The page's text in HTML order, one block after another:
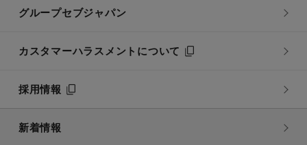
グループセブジャパン
カスタマーハラスメントについて
採用情報
新着情報